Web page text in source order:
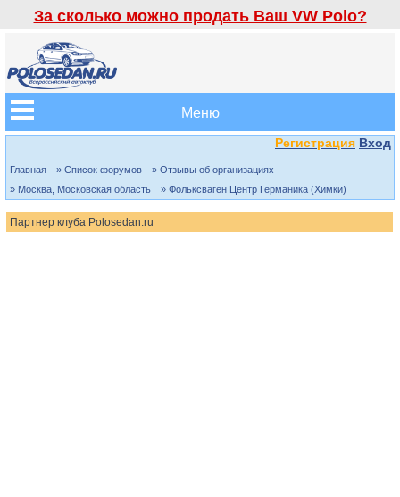
За сколько можно продать Ваш VW Polo?
Меню
Регистрация Вход
Главная » Список форумов
» Отзывы об организациях
» Москва, Московская область
» Фольксваген Центр Германика (Химки)
Партнер клуба Polosedan.ru